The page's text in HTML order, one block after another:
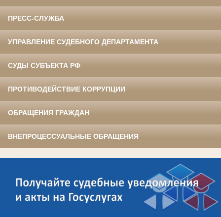
ПРЕСС-СЛУЖБА
УПРАВЛЕНИЕ СУДЕБНОГО ДЕПАРТАМЕНТА
СУДЫ СУБЪЕКТА РФ
ПРОТИВОДЕЙСТВИЕ КОРРУПЦИИ
ОБРАЩЕНИЯ ГРАЖДАН
ВНЕПРОЦЕССУАЛЬНЫЕ ОБРАЩЕНИЯ